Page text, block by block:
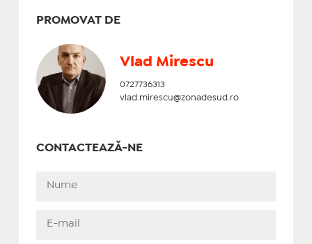
PROMOVAT DE
Vlad Mirescu
0727736313
vlad.mirescu@zonadesud.ro
CONTACTEAZĂ-NE